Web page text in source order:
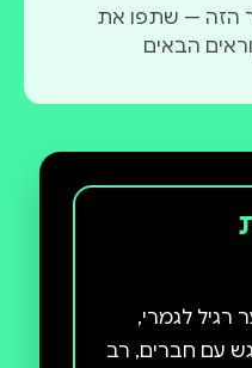
הזה — שתפו את
הבאים
רגיל לגמרי,
עם חברים, רב